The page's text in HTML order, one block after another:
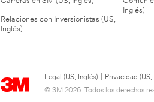
Relaciones con Inversionistas (US,
Inglés)
Inglés)
Legal (US, Inglés) Privacidad (US,
© 3M 2026. Todos los derechos